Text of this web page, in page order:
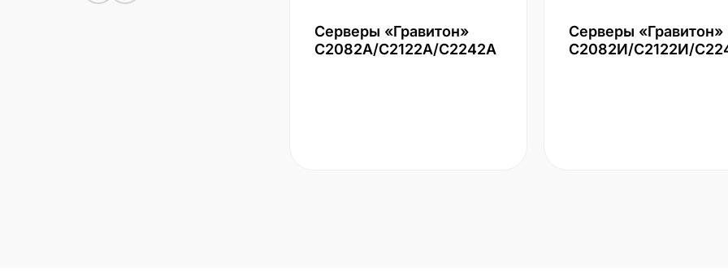
Серверы «Гравитон»
С2082А/С2122А/С2242А
Серверы «Гравитон»
С2082И/С2122И/